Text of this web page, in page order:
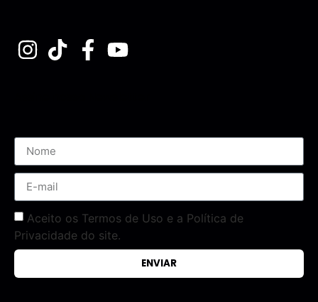
Aceito os Termos de Uso e a Política de
Privacidade do site.
ENVIAR